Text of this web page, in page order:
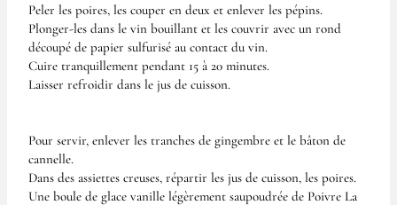
Peler les poires, les couper en deux et enlever les pépins.
Plonger-les dans le vin bouillant et les couvrir avec un rond
découpé de papier sulfurisé au contact du vin.
Cuire tranquillement pendant 15 à 20 minutes.
Laisser refroidir dans le jus de cuisson.
Pour servir, enlever les tranches de gingembre et le bâton de
cannelle.
Dans des assiettes creuses, répartir les jus de cuisson, les poires.
Une boule de glace vanille légèrement saupoudrée de Poivre La